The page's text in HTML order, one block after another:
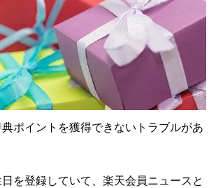
改悪でいろいろ手数料徴収へ！8/3～ 2026年8月
ト→Vポイント交換でストア限定の制限を消す方
日
用で最大10%還元！8/31まで
2026年8月1日
悪！還元率1.25%に、チャージ系対象外へ！11
月1日
再開！8/12から。でも未完了のポイント有効期
？ 2026年7月31日
ポイント交換キャンペーンが見逃せない！最大
ンス。8/1~31あたりまで 2026年7月31日
ャージで最大10000円もらえる！じぶん銀行から
ポイントを獲得できないトラブルがあ
を登録していて、楽天会員ニュースと